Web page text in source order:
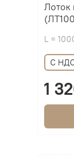
Лоток
L =
С
1